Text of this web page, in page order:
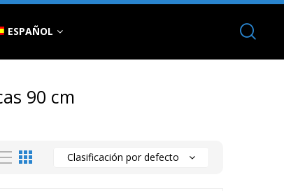
ESPAÑOL
90 cm
Clasificación por defecto